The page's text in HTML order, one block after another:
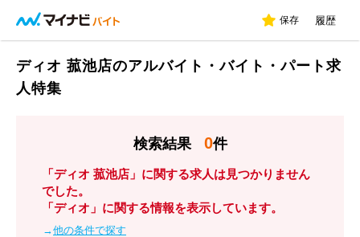
保存 履歴
ディオ 菰池店のアルバイト・バイト・パート求
人特集
検索結果 0件
「ディオ 菰池店」に関する求人は見つかりません
でした。
「ディオ」に関する情報を表示しています。
→他の条件で探す